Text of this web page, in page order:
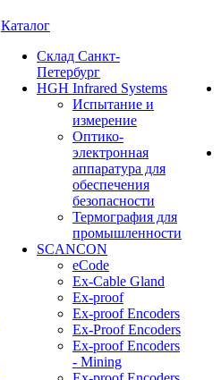
Каталог
Cклад Санкт-
Петербург
HGH Infrared Systems
Испытание и
измерение
Оптико-
электронная
аппаратура для
обеспечения
безопасности
Термография для
промышленности
SCANCON
eCode
Ex-Cable Gland
Ex-proof
Ex-proof Encoders
Ex-Proof Encoders
Ex-proof Encoders
- Mining